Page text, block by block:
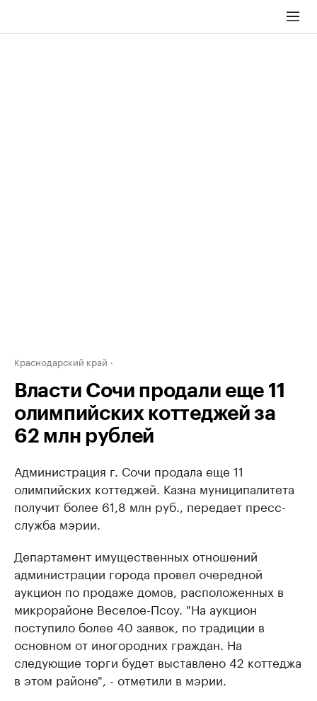
Краснодарский край
Власти Сочи продали еще 11
олимпийских коттеджей за
62 млн рублей
Администрация г. Сочи продала еще 11
олимпийских коттеджей. Казна муниципалитета
получит более 61,8 млн руб., передает пресс-
служба мэрии.
Департамент имущественных отношений
администрации города провел очередной
аукцион по продаже домов, расположенных в
микрорайоне Веселое-Псоу. "На аукцион
поступило более 40 заявок, по традиции в
основном от иногородних граждан. На
следующие торги будет выставлено 42 коттеджа
в этом районе", - отметили в мэрии.